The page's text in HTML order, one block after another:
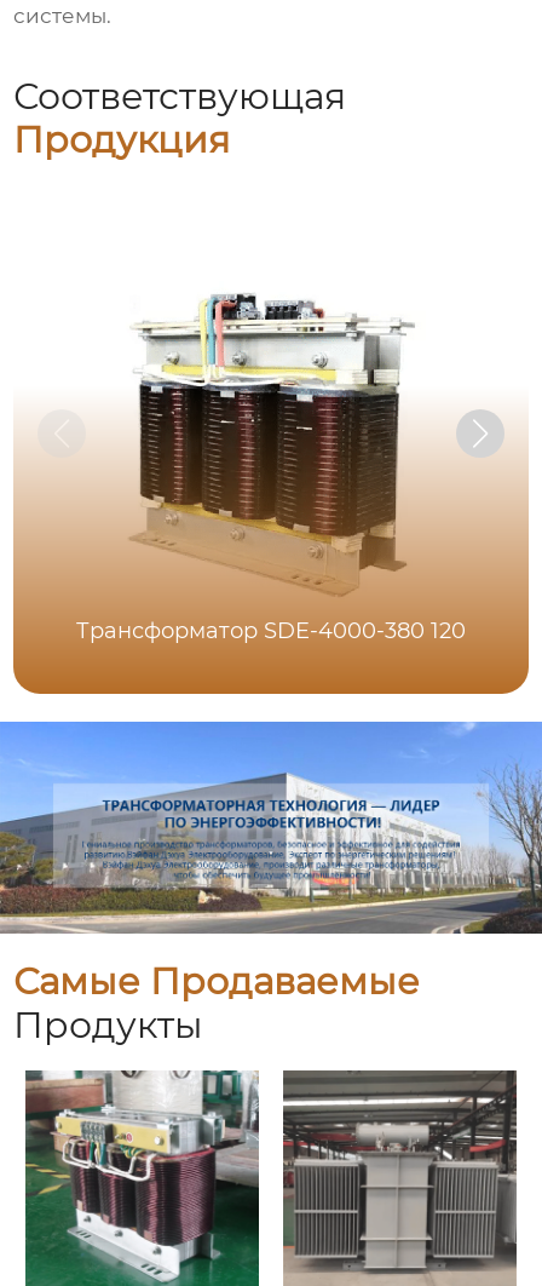
системы.
Соответствующая
Продукция
Трансформатор SDE-4000-380 120
Самые Продаваемые
Продукты